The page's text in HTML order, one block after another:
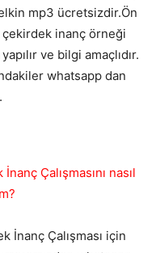
mp3 ücretsizdir.Ön
inanç örneği
ve bilgi amaçlıdır.
whatsapp dan
Çalışmasını nasıl
İnanç Çalışması için